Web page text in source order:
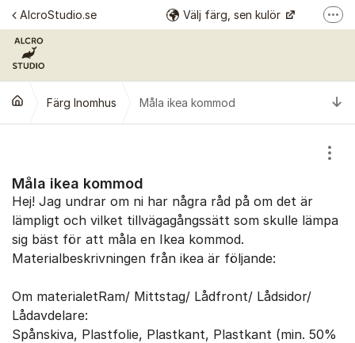
Hoppa till innehåll
AlcroStudio.se Välj färg, sen kulör
Alcro Färg
Färg Inomhus Måla ikea kommod
Måla ikea kommod
Hej! Jag undrar om ni har några råd på om det är
lämpligt och vilket tillvägagångssätt som skulle lämpa
sig bäst för att måla en Ikea kommod.
Materialbeskrivningen från ikea är följande:
Om materialetRam/ Mittstag/ Lådfront/ Lådsidor/
Lådavdelare:
Spånskiva, Plastfolie, Plastkant, Plastkant (min. 50%